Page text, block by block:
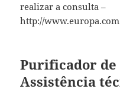
realizar a consulta –
http://
Purificador de
Assistência